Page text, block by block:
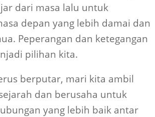
dari masa lalu untuk
depan yang lebih damai dan
Peperangan dan ketegangan
pilihan kita.
berputar, mari kita ambil
dan berusaha untuk
yang lebih baik antar